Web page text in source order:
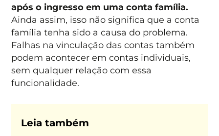
após o ingresso em uma conta família.
Ainda assim, isso não significa que a conta
família tenha sido a causa do problema.
Falhas na vinculação das contas também
podem acontecer em contas individuais,
sem qualquer relação com essa
funcionalidade.
Leia também